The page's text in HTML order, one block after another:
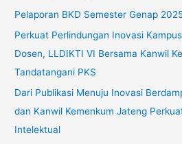
u
k
:
Pelaporan BKD Semester Genap
Perkuat Perlindungan Inovasi
Dosen, LLDIKTI VI Bersama Kanwil
Tandatangani PKS
Dari Publikasi Menuju Inovasi
dan Kanwil Kemenkum Jateng
Intelektual